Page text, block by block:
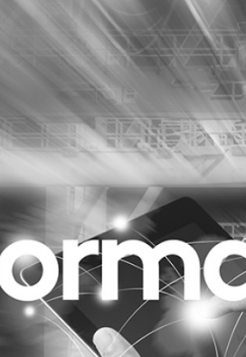
Purpose Marketing
Reputatie & crisis